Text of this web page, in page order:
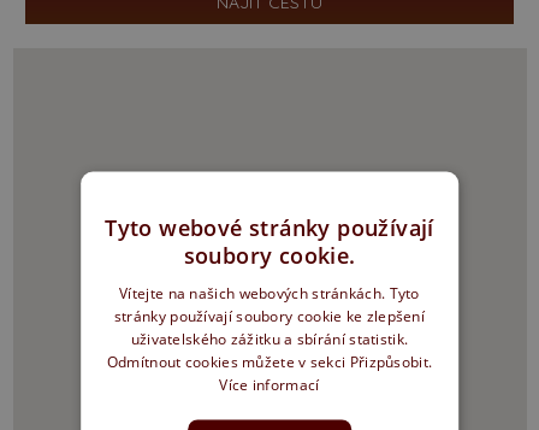
Tyto webové stránky používají
soubory cookie.
Vítejte na našich webových stránkách. Tyto
stránky používají soubory cookie ke zlepšení
uživatelského zážitku a sbírání statistik.
Odmítnout cookies můžete v sekci Přizpůsobit.
Více informací